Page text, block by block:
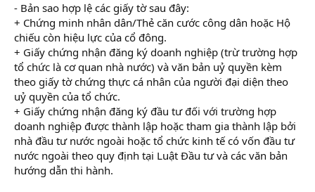
- Bản sao hợp lệ các giấy tờ sau đây:
+ Chứng minh nhân dân/Thẻ căn cước công dân hoặc Hộ
chiếu còn hiệu lực của cổ đông.
+ Giấy chứng nhận đăng ký doanh nghiệp (trừ trường hợp
tổ chức là cơ quan nhà nước) và văn bản uỷ quyền kèm
theo giấy tờ chứng thực cá nhân của người đại diện theo
uỷ quyền của tổ chức.
+ Giấy chứng nhận đăng ký đầu tư đối với trường hợp
doanh nghiệp được thành lập hoặc tham gia thành lập bởi
nhà đầu tư nước ngoài hoặc tổ chức kinh tế có vốn đầu tư
nước ngoài theo quy định tại Luật Đầu tư và các văn bản
hướng dẫn thi hành.